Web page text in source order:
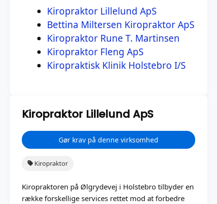
Kiropraktor Lillelund ApS
Bettina Miltersen Kiropraktor ApS
Kiropraktor Rune T. Martinsen
Kiropraktor Fleng ApS
Kiropraktisk Klinik Holstebro I/S
Kiropraktor Lillelund ApS
Gør krav på denne virksomhed
Kiropraktor
Kiropraktoren på Ølgrydevej i Holstebro tilbyder en
række forskellige services rettet mod at forbedre